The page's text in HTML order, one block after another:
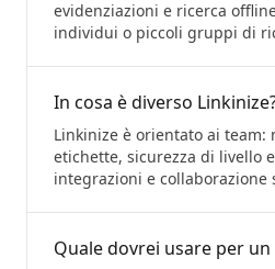
evidenziazioni e ricerca
individui o piccoli gruppi di
In cosa è diverso
Linkinize è orientato ai team:
etichette, sicurezza di livello
integrazioni e collaborazione
Quale dovrei usare per un